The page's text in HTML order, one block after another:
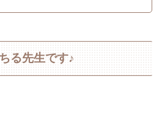
る先生です♪